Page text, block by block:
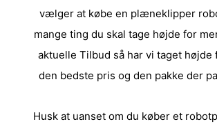
vælger at købe en plæneklipper
mange ting du skal tage højde for
aktuelle Tilbud så har vi taget højde
den bedste pris og den pakke der
Husk at uanset om du køber et